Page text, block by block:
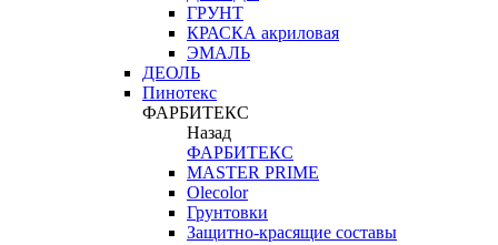
ГРУНТ
КРАСКА акриловая
ЭМАЛЬ
ДЕОЛЬ
Пинотекс
ФАРБИТЕКС
Назад
ФАРБИТЕКС
MASTER PRIME
Olecolor
Грунтовки
Защитно-красящие составы